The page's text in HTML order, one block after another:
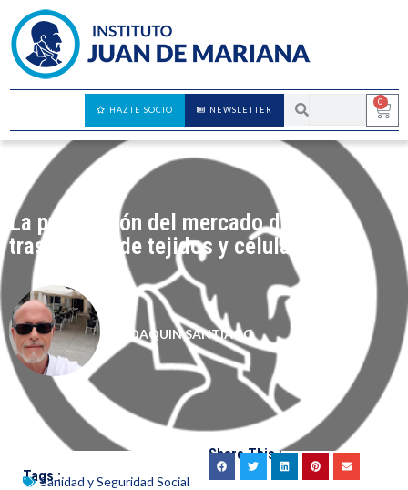
0
NEWSLETTER
HAZTE SOCIO
La prohibición del mercado de
trasplantes de tejidos y células
JOAQUIN SANTIAGO
Tags :Sanidad y Seguridad Social
Share This :